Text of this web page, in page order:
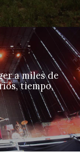
a miles de
tiempo,